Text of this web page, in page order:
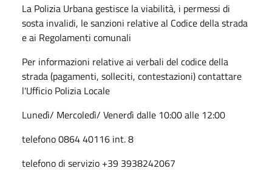
La Polizia Urbana gestisce la viabilità, i permessi di
sosta invalidi, le sanzioni relative al Codice della strada
e ai Regolamenti comunali
Per informazioni relative ai verbali del codice della
strada (pagamenti, solleciti, contestazioni) contattare
l'Ufficio Polizia Locale
Lunedì/ Mercoledì/ Venerdì dalle 10:00 alle 12:00
telefono 0864 40116 int. 8
telefono di servizio +39 3938242067